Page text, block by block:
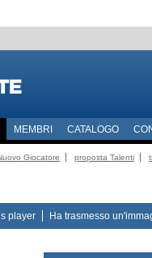
MEMBRI CATALOGO
Giocatore proposta Talenti
player Ha trasmesso